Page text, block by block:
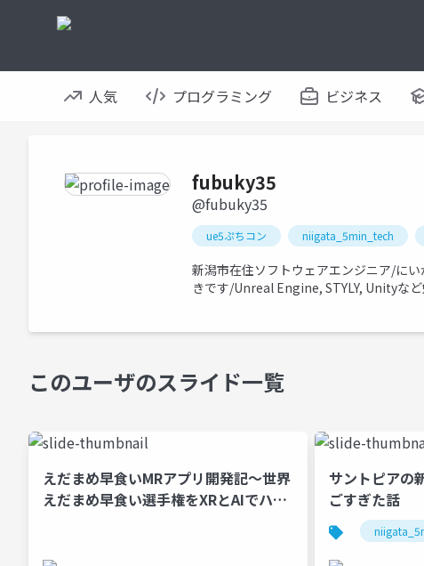
人気 プログラミング ビジネス
fubuky35
@fubuky35
ue5ぷちコン niigata_5min_tech
新潟市在住ソフトウェアエンジニア/に
きです/Unreal Engine, STYLY, Unityな
このユーザのスライド一覧
えだまめ早食いMRアプリ開発記～世界
えだまめ早食い選手権をXRとAIでハッ
サントピアの
ごすぎた話